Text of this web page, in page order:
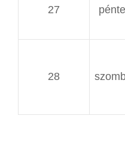
27
28